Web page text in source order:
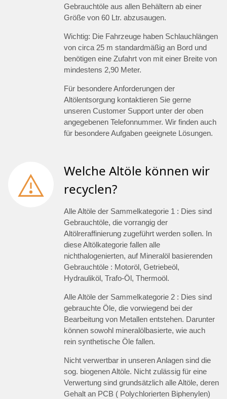
Gebrauchtöle aus allen Behältern ab einer
Größe von 60 Ltr. abzusaugen.
Wichtig: Die Fahrzeuge haben Schlauchlängen
von circa 25 m standardmäßig an Bord und
benötigen eine Zufahrt von mit einer Breite von
mindestens 2,90 Meter.
Für besondere Anforderungen der
Altölentsorgung kontaktieren Sie gerne
unseren Customer Support unter der oben
angegebenen Telefonnummer. Wir finden auch
für besondere Aufgaben geeignete Lösungen.
Welche Altöle können wir
recyclen?
Alle Altöle der Sammelkategorie 1 : Dies sind
Gebrauchtöle, die vorrangig der
Altölreraffinierung zugeführt werden sollen. In
diese Altölkategorie fallen alle
nichthalogenierten, auf Mineralöl basierenden
Gebrauchtöle : Motoröl, Getriebeöl,
Hydrauliköl, Trafo-Öl, Thermoöl.
Alle Altöle der Sammelkategorie 2 : Dies sind
gebrauchte Öle, die vorwiegend bei der
Bearbeitung von Metallen entstehen. Darunter
können sowohl mineralölbasierte, wie auch
rein synthetische Öle fallen.
Nicht verwertbar in unseren Anlagen sind die
sog. biogenen Altöle. Nicht zulässig für eine
Verwertung sind grundsätzlich alle Altöle, deren
Gehalt an PCB ( Polychlorierten Biphenylen)